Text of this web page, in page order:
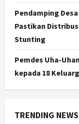
Pendamping
Pastikan
Stunting
Pemdes Uha-
kepada 18
TRENDING NEWS
2